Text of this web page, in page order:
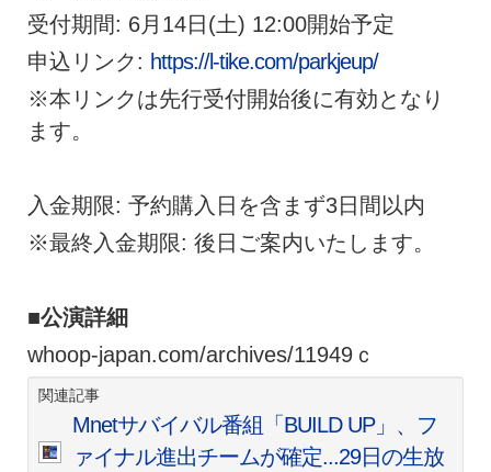
受付期間: 6月14日(土) 12:00開始予定
申込リンク: https://l-tike.com/parkjeup/
※本リンクは先行受付開始後に有効となり
ます。
入金期限: 予約購入日を含まず3日間以内
※最終入金期限: 後日ご案内いたします。
■公演詳細
whoop-japan.com/archives/11949ｃ
関連記事
Mnetサバイバル番組「BUILD UP」、フ
ァイナル進出チームが確定...29日の生放